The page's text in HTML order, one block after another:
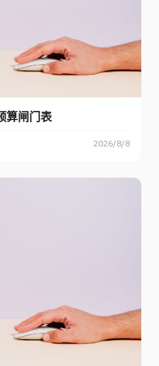
算闸门表
2026/8/8